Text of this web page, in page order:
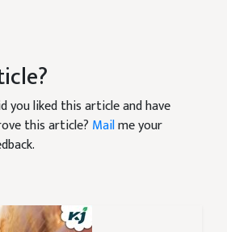
you liked this article and have
this article? Mailme your